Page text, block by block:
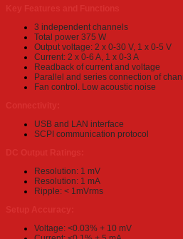
3 independent channels
Total power 375 W
Output voltage: 2 x 0-30 V, 1 x 0-5 V
Current: 2 x 0-6 A, 1 x 0-3 A
Readback of current and voltage
Parallel and series connection of
Fan control. Low acoustic noise
USB and LAN interface
SCPI communication protocol
Resolution: 1 mV
Resolution: 1 mA
Ripple: < 1mVrms
Voltage: <0.03% + 10 mV